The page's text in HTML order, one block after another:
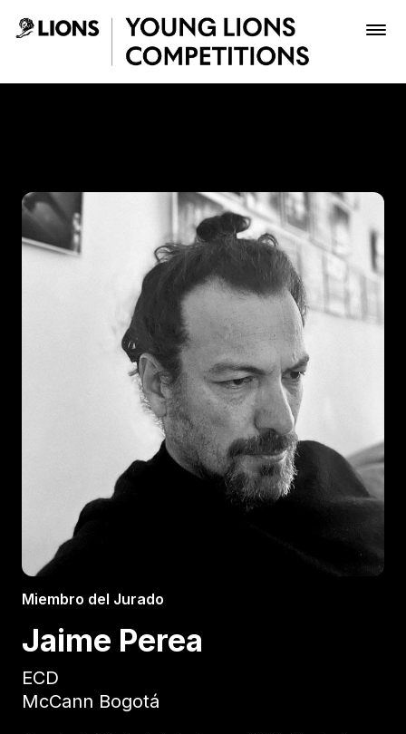
Saltar al contenido principal
Inscribir
Boletería
Miembro del Jurado
Jaime Perea
ECD
McCann Bogotá